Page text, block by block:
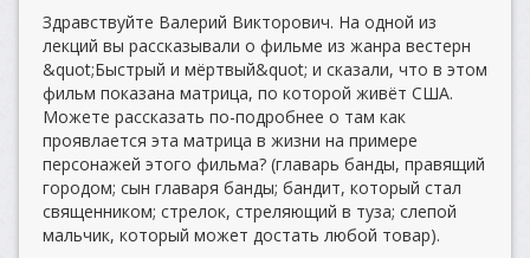
Здравствуйте Валерий Викторович. На одной из
лекций вы рассказывали о фильме из жанра вестерн
&quot;Быстрый и мёртвый&quot; и сказали, что в этом
фильм показана матрица, по которой живёт США.
Можете рассказать по-подробнее о там как
проявлается эта матрица в жизни на примере
персонажей этого фильма? (главарь банды, правящий
городом; сын главаря банды; бандит, который стал
священником; стрелок, стреляющий в туза; слепой
мальчик, который может достать любой товар).